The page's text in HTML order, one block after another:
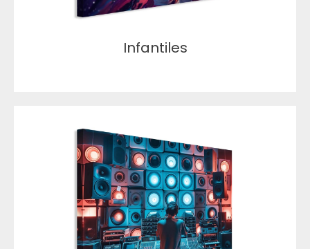
Infantiles